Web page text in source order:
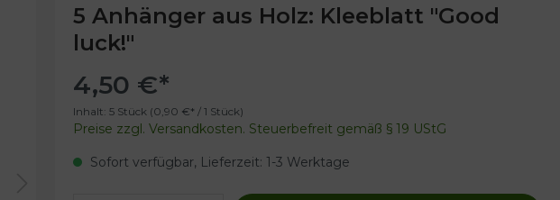
Gastgeschenke
Weihnachten5 Anhänger aus Holz: Kleeblatt "Good
luck!"
4,50 €*
Inhalt: 5 Stück (0,90 €* / 1 Stück)
Preise zzgl. Versandkosten. Steuerbefreit gemäß § 19 UStG
Sofort verfügbar, Lieferzeit: 1-3 Werktage